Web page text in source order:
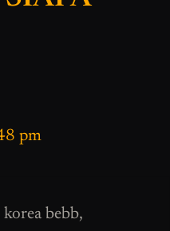
pm
bebb,